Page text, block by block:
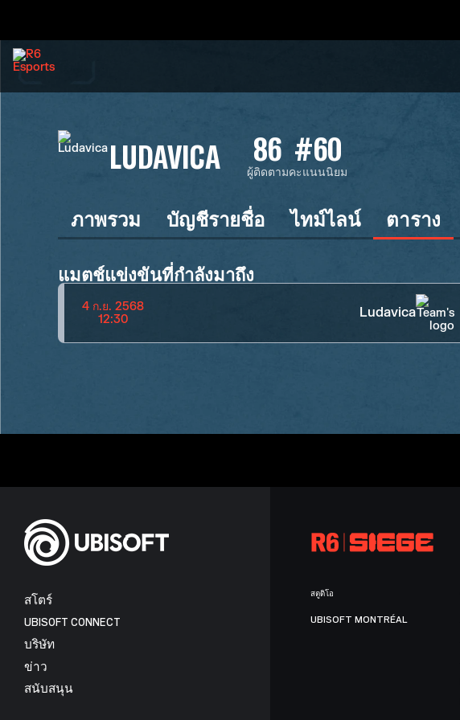
LUDAVICA 86
ผู้ติดตาม
#60
คะแนนนิยม
ภาพรวม บัญชีรายชื่อ ไทม์ไลน์ ตาราง
แมตช์แข่งขันที่กำลังมาถึง
4 ก.ย. 2568
12:30
Ludavica
สโตร์
UBISOFT CONNECT
บริษัท
ข่าว
สนับสนุน
สตูดิโอ
UBISOFT MONTRÉAL